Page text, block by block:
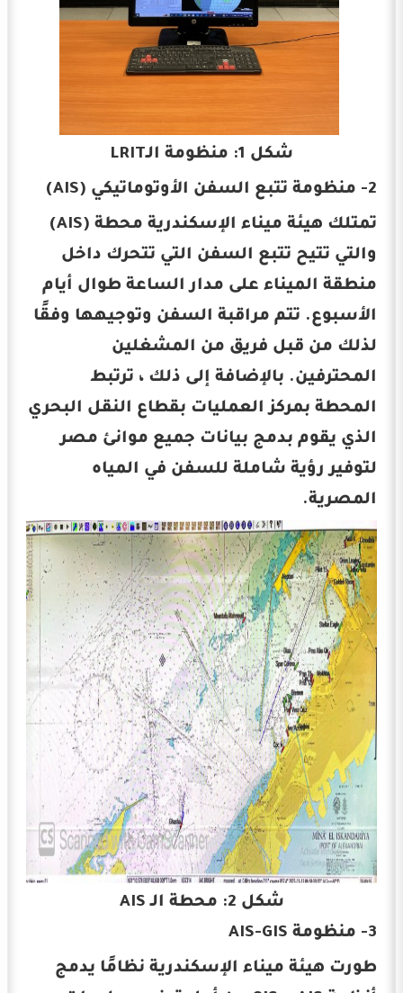
شكل 1: منظومة الـLRIT
2- منظومة تتبع السفن الأوتوماتيكي (AIS)
تمتلك هيئة ميناء الإسكندرية محطة (AIS)
والتي تتيح تتبع السفن التي تتحرك داخل
منطقة الميناء على مدار الساعة طوال أيام
الأسبوع. تتم مراقبة السفن وتوجيهها وفقًا
لذلك من قبل فريق من المشغلين
المحترفين. بالإضافة إلى ذلك ، ترتبط
المحطة بمركز العمليات بقطاع النقل البحري
الذي يقوم بدمج بيانات جميع موانئ مصر
لتوفير رؤية شاملة للسفن في المياه
المصرية.
شكل 2: محطة الـ AIS
3- منظومة AIS-GIS
طورت هيئة ميناء الإسكندرية نظامًا يدمج